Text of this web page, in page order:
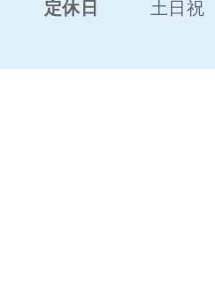
定休日
土日祝